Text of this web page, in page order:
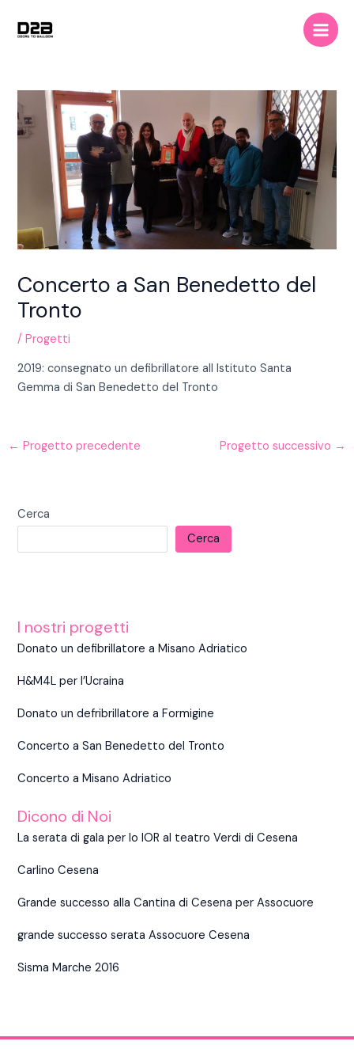
Main
Concerto a San Benedetto del
Tronto
/Progetti
2019: consegnato un defibrillatore all Istituto Santa
Gemma di San Benedetto del Tronto
← Progetto precedente Progetto successivo →
Cerca
Cerca
I nostri progetti
Donato un defibrillatore a Misano Adriatico
H&M4L per l’Ucraina
Donato un defribrillatore a Formigine
Concerto a San Benedetto del Tronto
Concerto a Misano Adriatico
Dicono di Noi
La serata di gala per lo IOR al teatro Verdi di Cesena
Carlino Cesena
Grande successo alla Cantina di Cesena per Assocuore
grande successo serata Assocuore Cesena
Sisma Marche 2016